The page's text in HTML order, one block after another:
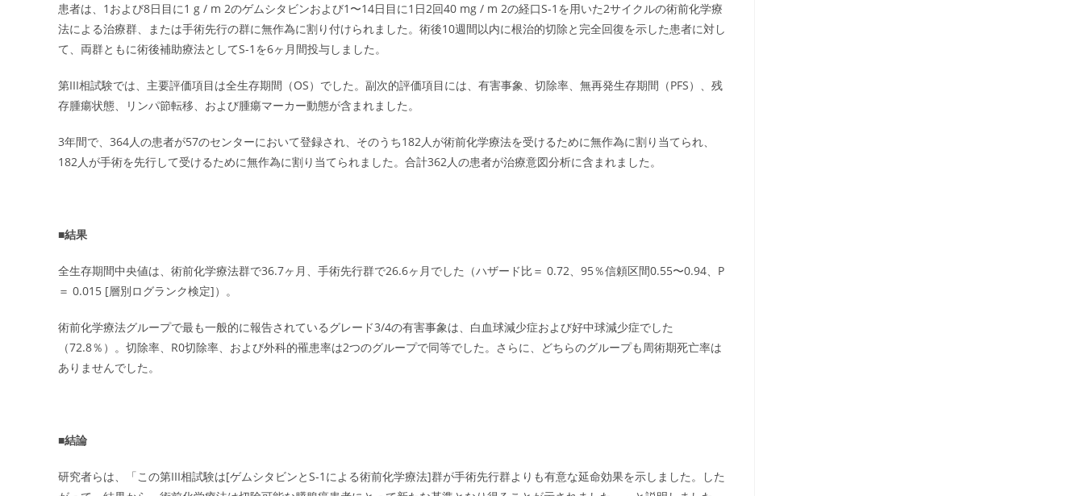
患者は、1および8日目に1 g / m 2のゲムシタビンおよび1〜14日目に1日2回40 mg / m 2の経口S-1を用いた2サイクルの術前化学療
法による治療群、または手術先行の群に無作為に割り付けられました。術後10週間以内に根治的切除と完全回復を示した患者に対し
て、両群ともに術後補助療法としてS-1を6ヶ月間投与しました。
第III相試験では、主要評価項目は全生存期間（OS）でした。副次的評価項目には、有害事象、切除率、無再発生存期間（PFS）、残
存腫瘍状態、リンパ節転移、および腫瘍マーカー動態が含まれました。
3年間で、364人の患者が57のセンターにおいて登録され、そのうち182人が術前化学療法を受けるために無作為に割り当てられ、
182人が手術を先行して受けるために無作為に割り当てられました。合計362人の患者が治療意図分析に含まれました。
■結果
全生存期間中央値は、術前化学療法群で36.7ヶ月、手術先行群で26.6ヶ月でした（ハザード比＝ 0.72、95％信頼区間0.55〜0.94、P
＝ 0.015 [層別ログランク検定]）。
術前化学療法グループで最も一般的に報告されているグレード3/4の有害事象は、白血球減少症および好中球減少症でした
（72.8％）。切除率、R0切除率、および外科的罹患率は2つのグループで同等でした。さらに、どちらのグループも周術期死亡率は
ありませんでした。
■結論
研究者らは、「この第III相試験は[ゲムシタビンとS-1による術前化学療法]群が手術先行群よりも有意な延命効果を示しました。した